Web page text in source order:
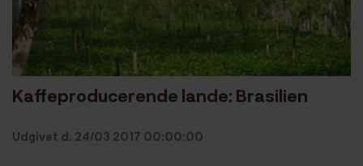
Kaffeproducerende lande: Brasilien
Udgivet d. 24/03 2017 00:00:00